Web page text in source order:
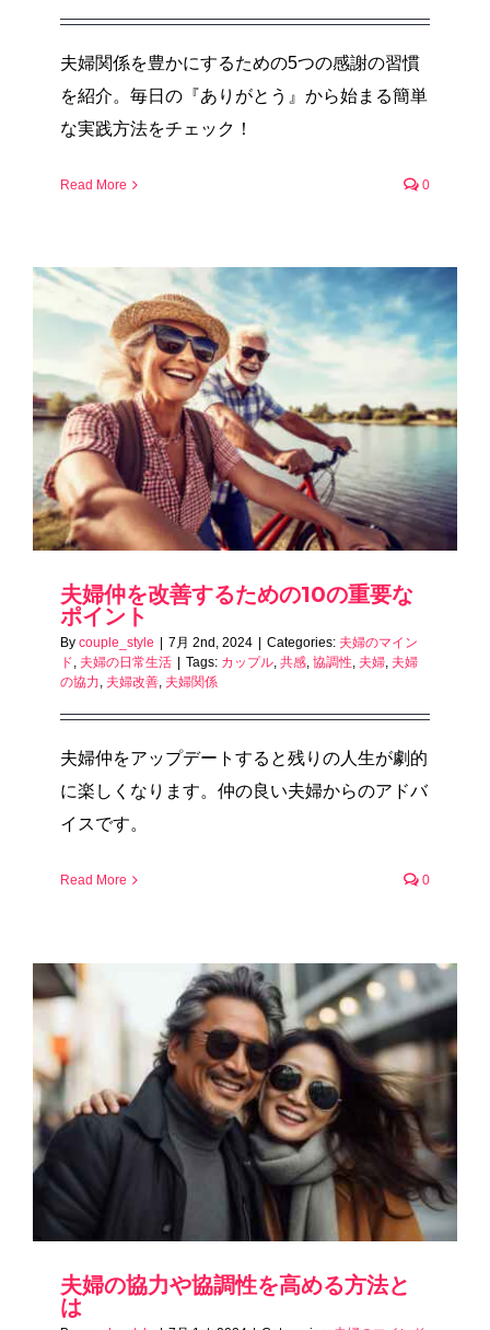
夫婦関係を豊かにするための5つの感謝の習慣
を紹介。毎日の『ありがとう』から始まる簡単
な実践方法をチェック！
Read More 0
夫婦仲を改善するための10の重要な
ポイント
By couple_style 7月 2nd, 2024 Categories: 夫婦のマイン
ド, 夫婦の日常生活 Tags: カップル, 共感, 協調性, 夫婦, 夫婦
の協力, 夫婦改善, 夫婦関係
夫婦仲をアップデートすると残りの人生が劇的
に楽しくなります。仲の良い夫婦からのアドバ
イスです。
Read More 0
夫婦の協力や協調性を高める方法と
は